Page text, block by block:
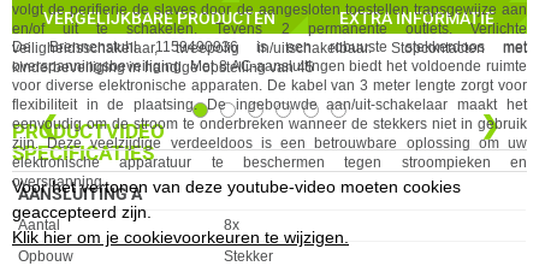
❮ ❯
De Brennenstuhl 1159490936 is een robuuste stekkerdoos met
overspanningsbeveiliging. Met 8 AC-aansluitingen biedt het voldoende ruimte
voor diverse elektronische apparaten. De kabel van 3 meter lengte zorgt voor
flexibiliteit in de plaatsing. De ingebouwde aan/uit-schakelaar maakt het
eenvoudig om de stroom te onderbreken wanneer de stekkers niet in gebruik
zijn. Deze veelzijdige verdeeldoos is een betrouwbare oplossing om uw
elektronische apparatuur te beschermen tegen stroompieken en
overspanning.
VERGELIJKBARE PRODUCTEN
EXTRA INFORMATIE
SPECIFICATIES
AANSLUITING A
Eigenschap Waarde
Aantal
8x
Opbouw
Stekker
volgt de perifierie de slaves door de aangesloten toestellen trapsgewijze aan
en/of uit te schakelen. Tevens 2 permanente outlets. Verlichte
veiligheidsschakelaar, tweepolig in/uitschakelbaar. Stopcontacten met
kinderbeveiliging in handige opstelling van 45
PRODUCTVIDEO
Voor het vertonen van deze youtube-video moeten cookies
geaccepteerd zijn.
Klik hier om je cookievoorkeuren te wijzigen.